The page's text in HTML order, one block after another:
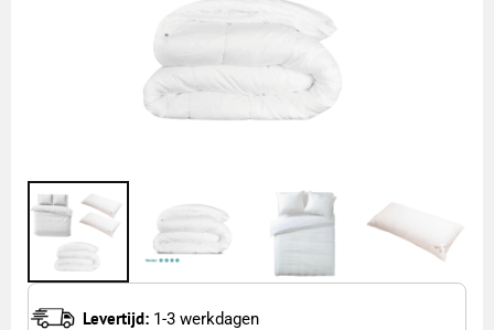
Levertijd: 1-3 werkdagen